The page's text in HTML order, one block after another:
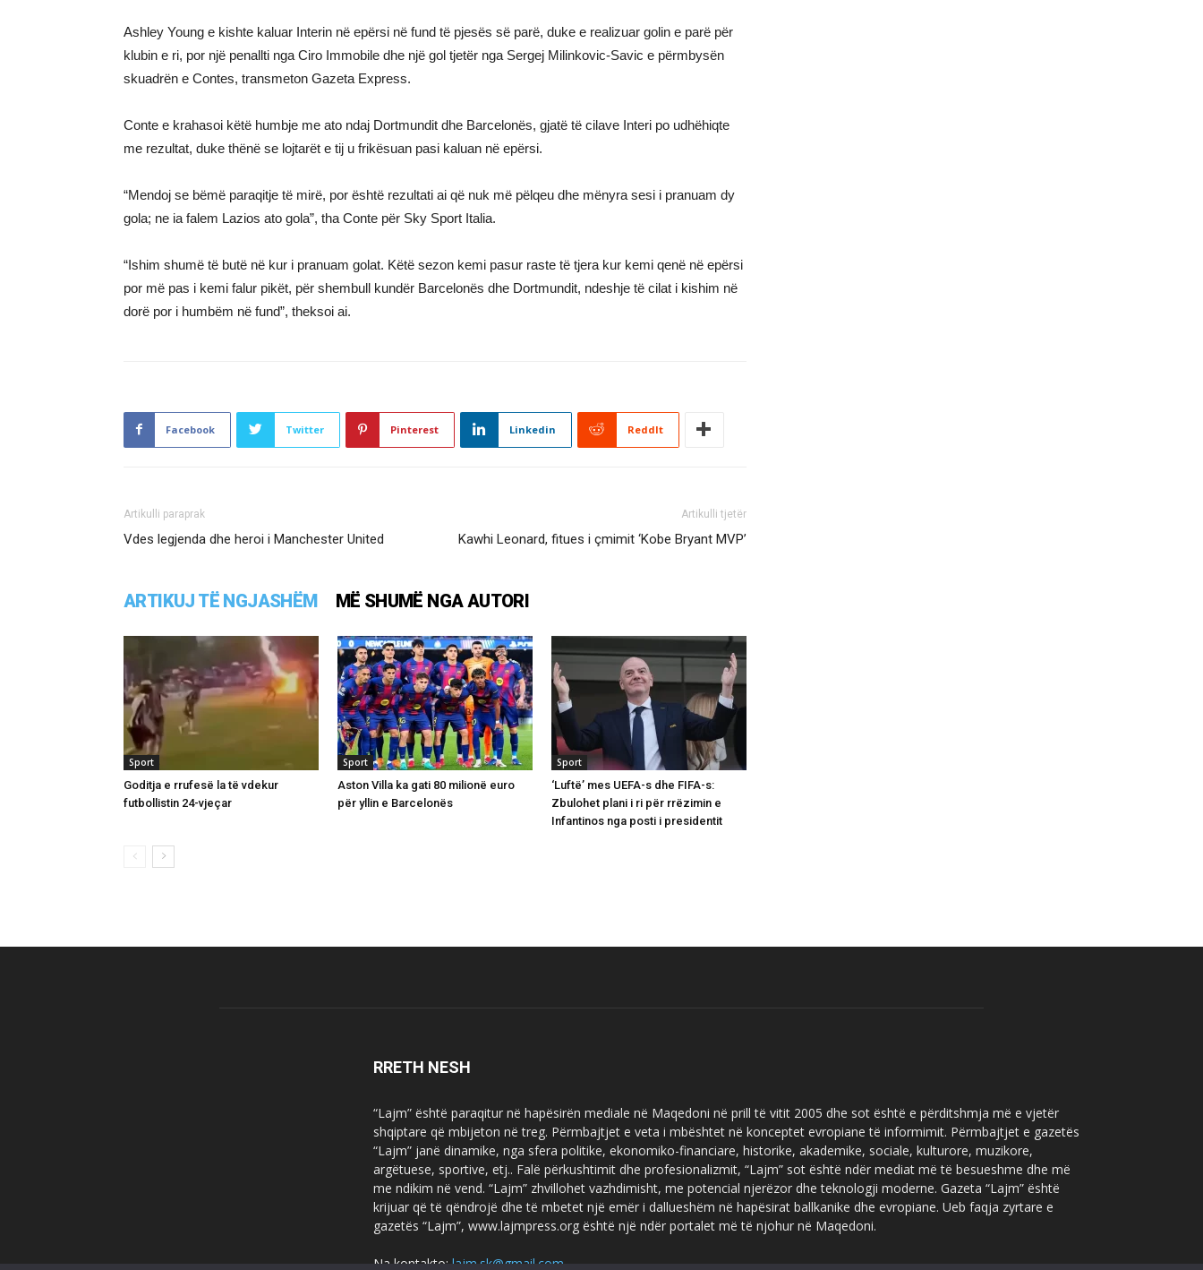
Ashley Young e kishte kaluar Interin në epërsi në fund të pjesës së parë, duke e realizuar golin e parë për
klubin e ri, por një penallti nga Ciro Immobile dhe një gol tjetër nga Sergej Milinkovic-Savic e përmbysën
skuadrën e Contes, transmeton Gazeta Express.
Conte e krahasoi këtë humbje me ato ndaj Dortmundit dhe Barcelonës, gjatë të cilave Interi po udhëhiqte
me rezultat, duke thënë se lojtarët e tij u frikësuan pasi kaluan në epërsi.
“Mendoj se bëmë paraqitje të mirë, por është rezultati ai që nuk më pëlqeu dhe mënyra sesi i pranuam dy
gola; ne ia falem Lazios ato gola”, tha Conte për Sky Sport Italia.
“Ishim shumë të butë në kur i pranuam golat. Këtë sezon kemi pasur raste të tjera kur kemi qenë në epërsi
por më pas i kemi falur pikët, për shembull kundër Barcelonës dhe Dortmundit, ndeshje të cilat i kishim në
dorë por i humbëm në fund”, theksoi ai.
Facebook Twitter Pinterest Linkedin ReddIt
Artikulli paraprak
Vdes legjenda dhe heroi i Manchester United
Artikulli tjetër
Kawhi Leonard, fitues i çmimit ‘Kobe Bryant MVP’
ARTIKUJ TË NGJASHËM MË SHUMË NGA AUTORI
Sport
Goditja e rrufesë la të vdekur
futbollistin 24-vjeçar
Sport
Aston Villa ka gati 80 milionë euro
për yllin e Barcelonës
Sport
‘Luftë’ mes UEFA-s dhe FIFA-s:
Zbulohet plani i ri për rrëzimin e
Infantinos nga posti i presidentit
RRETH NESH
“Lajm” është paraqitur në hapësirën mediale në Maqedoni në prill të vitit 2005 dhe sot është e përditshmja më e vjetër
shqiptare që mbijeton në treg. Përmbajtjet e veta i mbështet në konceptet evropiane të informimit. Përmbajtjet e gazetës
“Lajm” janë dinamike, nga sfera politike, ekonomiko-financiare, historike, akademike, sociale, kulturore, muzikore,
argëtuese, sportive, etj.. Falë përkushtimit dhe profesionalizmit, “Lajm” sot është ndër mediat më të besueshme dhe më
me ndikim në vend. “Lajm” zhvillohet vazhdimisht, me potencial njerëzor dhe teknologji moderne. Gazeta “Lajm” është
krijuar që të qëndrojë dhe të mbetet një emër i dallueshëm në hapësirat ballkanike dhe evropiane. Ueb faqja zyrtare e
gazetës “Lajm”, www.lajmpress.org është një ndër portalet më të njohur në Maqedoni.
Na kontakto:lajm.sk@gmail.com